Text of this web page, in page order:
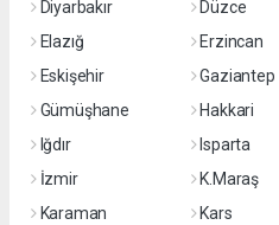
Diyarbakır
Düzce
Elazığ
Erzincan
Eskişehir
Gaziantep
Gümüşhane
Hakkari
Iğdır
Isparta
İzmir
K.Maraş
Karaman
Kars